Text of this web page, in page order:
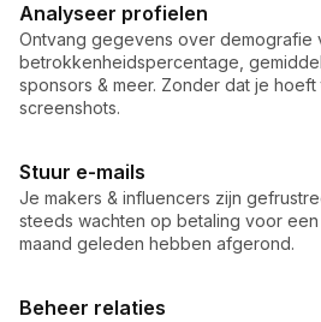
Analyseer profielen
Ontvang gegevens over demografie
betrokkenheidspercentage,
sponsors & meer. Zonder dat je
screenshots.
Stuur e-mails
Je makers & influencers zijn
steeds wachten op betaling voor
maand geleden hebben afgerond.
Beheer relaties